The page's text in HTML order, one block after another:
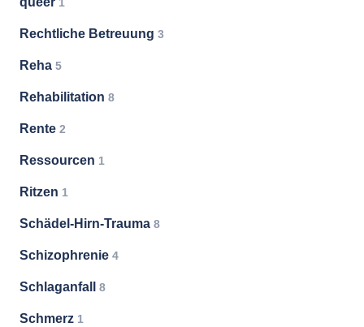
1
Rechtliche Betreuung 3
Reha 5
Rehabilitation 8
Rente 2
Ressourcen 1
Ritzen 1
Schädel-Hirn-Trauma 8
Schizophrenie 4
Schlaganfall 8
Schmerz 1